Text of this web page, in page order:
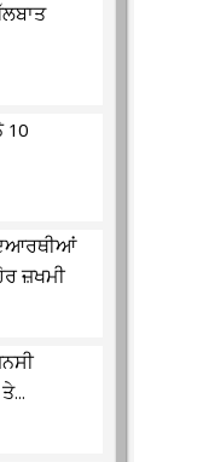
10
ਜ਼ਖਮੀ